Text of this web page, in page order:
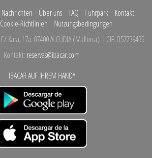
Nachrichten Über uns FAQ Fuhrpark
Kontakt
Cookie-Richtlinien
Nutzungsbedingungen
C/ Xara, 17a. 07400 ALCÚDIA(Mallorca) | CIF: B57739435
Kontakt: reservas@ibacar.com
IBACAR AUF IHREM HANDY